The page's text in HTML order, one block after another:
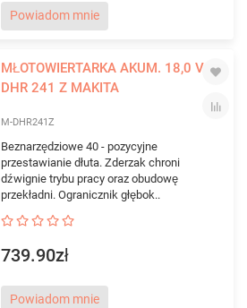
Powiadom mnie
MŁOTOWIERTARKA AKUM. 18,0 V
DHR 241 Z MAKITA
M-DHR241Z
Beznarzędziowe 40 - pozycyjne
przestawianie dłuta. Zderzak chroni
dźwignie trybu pracy oraz obudowę
przekładni. Ogranicznik głębok..
739.90zł
Powiadom mnie